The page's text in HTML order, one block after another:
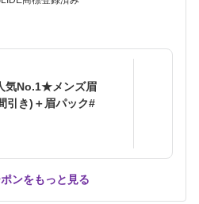
気No.1★メンズ眉
引き)＋眉パック#
ンをもっと見る